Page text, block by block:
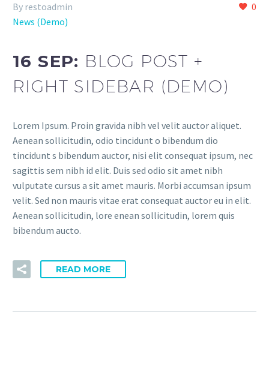
0
By restoadmin
News (Demo)
16 SEP: BLOG POST +
RIGHT SIDEBAR (DEMO)
Lorem Ipsum. Proin gravida nibh vel velit auctor aliquet.
Aenean sollicitudin, odio tincidunt o bibendum dio
tincidunt s bibendum auctor, nisi elit consequat ipsum, nec
sagittis sem nibh id elit. Duis sed odio sit amet nibh
vulputate cursus a sit amet mauris. Morbi accumsan ipsum
velit. Sed non mauris vitae erat consequat auctor eu in elit.
Aenean sollicitudin, lore enean sollicitudin, lorem quis
bibendum aucto.
READ MORE